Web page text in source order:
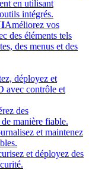
en utilisant
intégrés.
Améliorez vos
des éléments tels
des menus et des
déployez et
avec contrôle et
des
manière fiable.
et maintenez
et déployez des